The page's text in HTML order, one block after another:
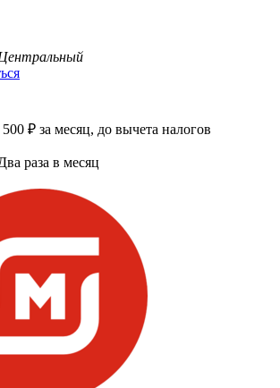
500 ₽ за месяц, до вычета налогов
раза в месяц